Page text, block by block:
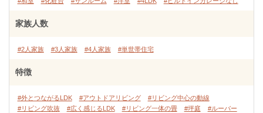
家族人数
#2人家族 #3人家族 #4人家族 #単世帯住宅
特徴
#外とつながるLDK #アウトドアリビング
#リビング中心の動線
#リビング吹抜
#広く感じるLDK #リビング一体の畳 #坪庭
#ルーバー